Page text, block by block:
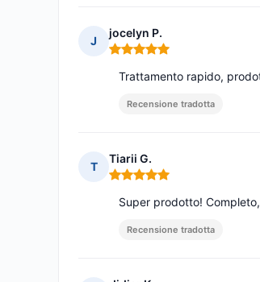
J
jocelyn P.
Nota: 5 su 5
Trattamento rapido,
Recensione tradotta
T
Tiarii G.
Nota: 5 su 5
Super prodotto!
Recensione tradotta